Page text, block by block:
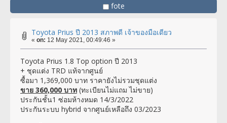
fote
Toyota Prius ปี 2013 สภาพดี เจ้าของมือเดียว
« on: 12 May 2021, 00:49:46 »
Toyota Prius 1.8 Top option ปี 2013
+ ชุดแต่ง TRD แท้จากศูนย์
ซื้อมา 1,369,000 บาท ราคายังไม่รวมชุดแต่ง
ขาย 360,000 บาท (ทะเบียนไม่แถม ไม่ขาย)
ประกันชั้น1 ซ่อมห้างหมด 14/3/2022
ประกันระบบ hybrid จากศูนย์เหลือถึง 03/2023